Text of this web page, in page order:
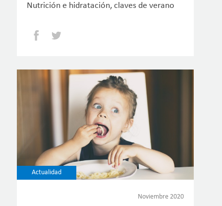
Nutrición e hidratación, claves de verano
Facebook
Actualidad
Noviembre 2020